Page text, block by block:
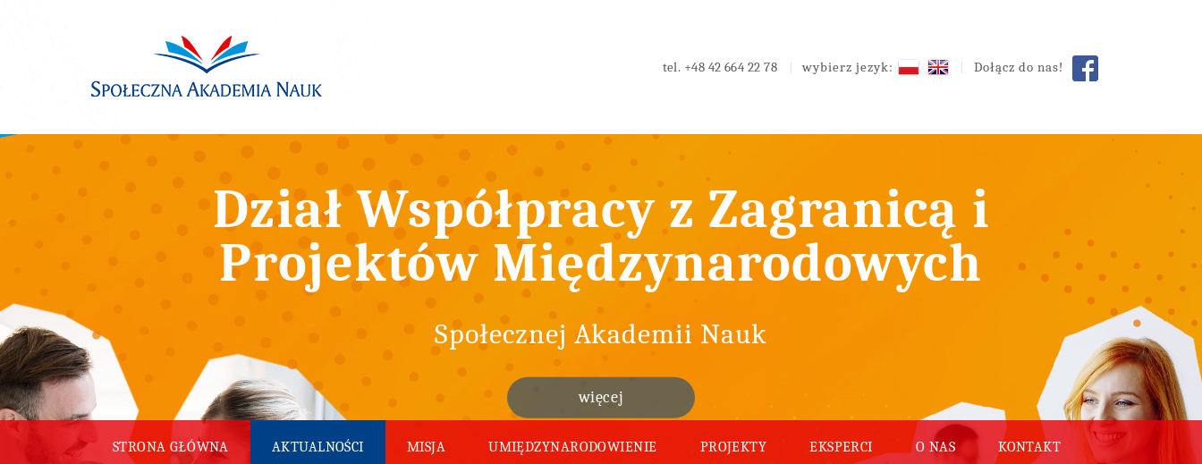
Dołącz do nas!
wybierz jezyk:
tel. +48 42 664 22 78
Dział Współpracy z Zagranicą i
Projektów Międzynarodowych
Społecznej Akademii Nauk
więcej
STRONA GŁÓWNA AKTUALNOŚCI MISJA UMIĘDZYNARODOWIENIE PROJEKTY EKSPERCI O NAS KONTAKT